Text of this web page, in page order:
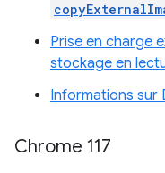
Prise en charge
stockage en
Informations sur
Chrome 117